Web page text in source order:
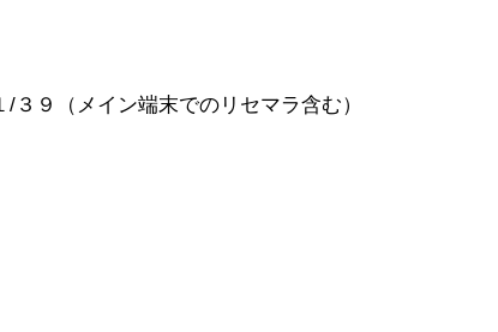
３９（メイン端末でのリセマラ含む）